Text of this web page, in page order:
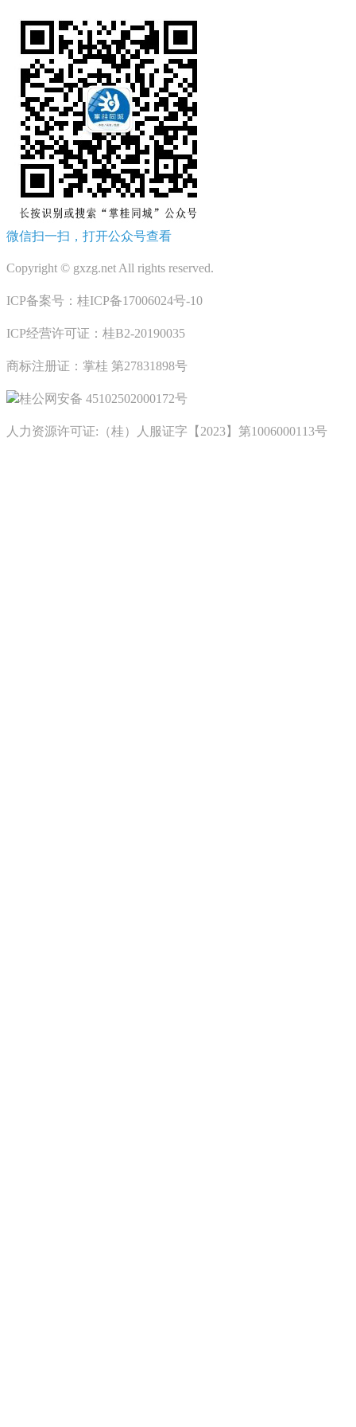
微信扫一扫，打开公众号查看
Copyright © gxzg.net All rights reserved.
ICP备案号：桂ICP备17006024号-10
ICP经营许可证：桂B2-20190035
商标注册证：掌桂 第27831898号
桂公网安备 45102502000172号
人力资源许可证:（桂）人服证字【2023】第1006000113号